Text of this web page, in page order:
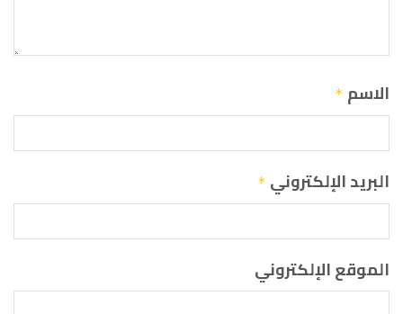
الاسم *
البريد الإلكتروني *
الموقع الإلكتروني